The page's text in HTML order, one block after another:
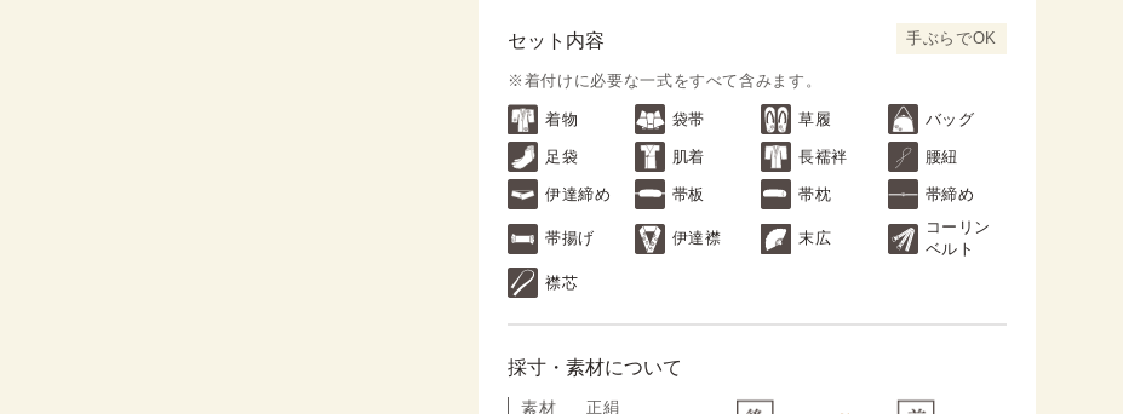
セット内容 手ぶらでOK
※着付けに必要な一式をすべて含みます。
着物 袋帯 草履 バッグ
足袋 肌着 長襦袢 腰紐
伊達締め 帯板 帯枕 帯締め
帯揚げ 伊達襟 末広
コーリン
ベルト
襟芯
採寸・素材について
素材 正絹